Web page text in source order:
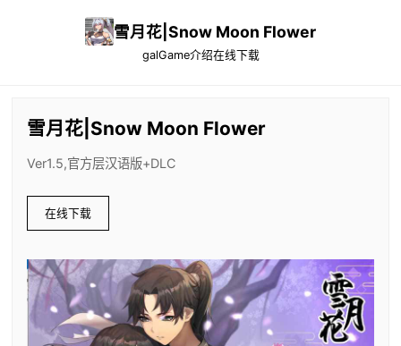
雪月花|Snow Moon Flower
galGame介绍在线下载
雪月花|Snow Moon Flower
Ver1.5,官方层汉语版+DLC
在线下载